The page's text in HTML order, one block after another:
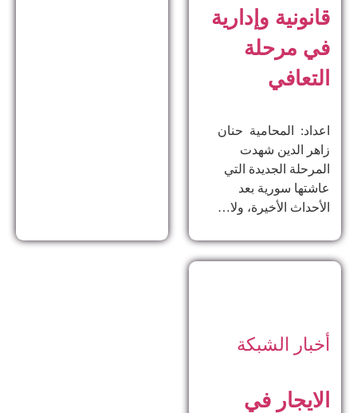
قانونية وإدارية
في مرحلة
التعافي
اعداد: المحامية حنان
زاهر الدين ​شهدت
المرحلة الجديدة التي
عاشتها سورية بعد
الأحداث الأخيرة، ولا…
أخبار الشبكة
الايجار في